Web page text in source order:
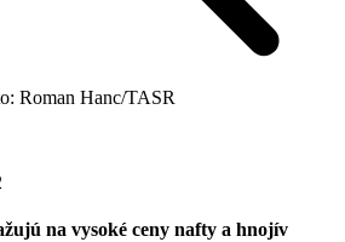
Roman Hanc/TASR
na vysoké ceny nafty a hnojív